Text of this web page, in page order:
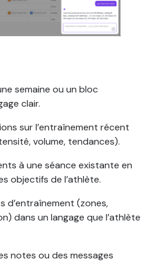
semaine ou un bloc
clair.
sur l’entraînement récent
volume, tendances).
à une séance existante en
objectifs de l’athlète.
d’entraînement (zones,
dans un langage que l’athlète
notes ou des messages